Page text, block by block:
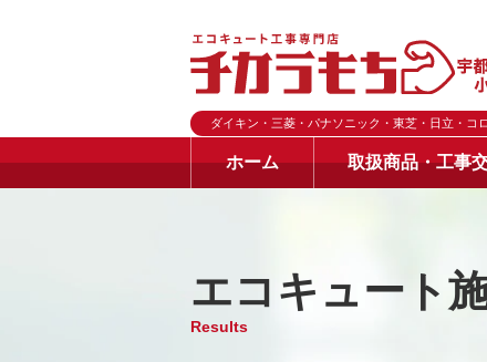
ダイキン・三菱・パナソニック・東芝・日立・コ
ホーム 取扱商品・工事
エコキュート
Results